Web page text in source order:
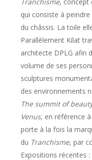
qui consiste à
du châssis. La toile
Parallèlement Kilat
architecte DPLG afin
volume de ses
sculptures
des environnements
The summit of
Venus, en référence
porte à la fois la
du Tranchisme, par
Expositions récentes :